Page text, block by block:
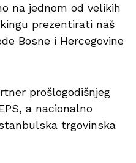
na jednom od velikih
prezentirati naš
Bosne i Hercegovine
prošlogodišnjeg
a nacionalno
trgovinska